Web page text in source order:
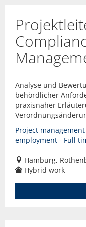
Analyse und
behördlicher
praxisnaher
Project
employment - Full
Hamburg,
Hybrid work